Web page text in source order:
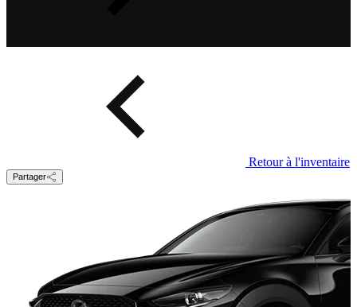
Retour à l'inventaire
Partager